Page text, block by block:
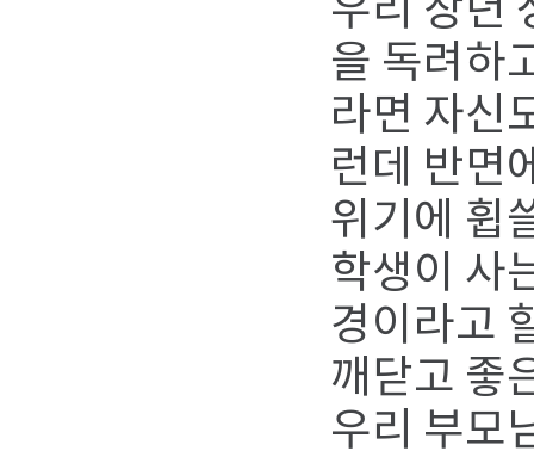
우리 장년
을 독려하
라면 자신
런데 반면
위기에 휩
학생이 사
경이라고
깨닫고 좋
우리 부모